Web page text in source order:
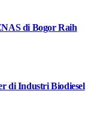
di Bogor Raih
di Industri Biodiesel